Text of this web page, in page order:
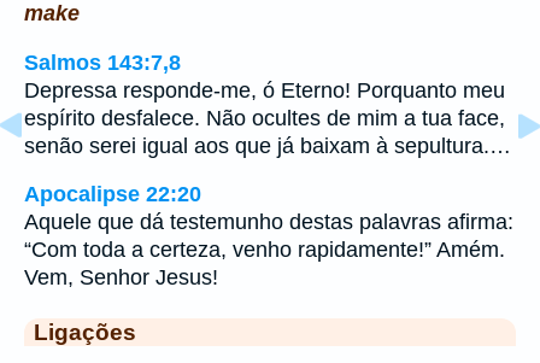
make
Salmos 143:7,8
Depressa responde-me, ó Eterno! Porquanto meu
espírito desfalece. Não ocultes de mim a tua face,
senão serei igual aos que já baixam à sepultura.…
Apocalipse 22:20
Aquele que dá testemunho destas palavras afirma:
“Com toda a certeza, venho rapidamente!” Amém.
Vem, Senhor Jesus!
Ligações